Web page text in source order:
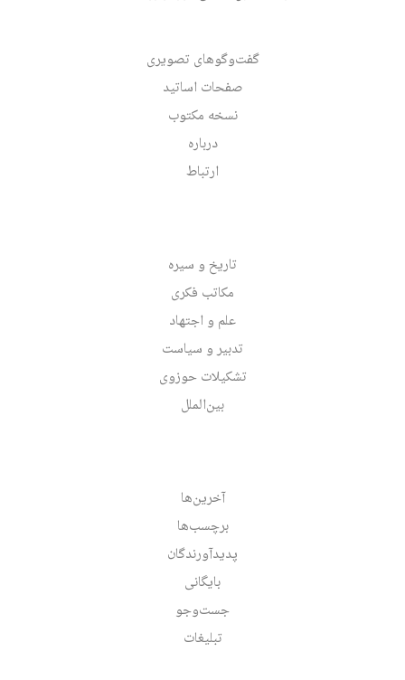
گفت‌وگوهای تصویری
صفحات اساتید
نسخه مکتوب
درباره
ارتباط
تاریخ و سیره
مکاتب فکری
علم و اجتهاد
تدبیر و سیاست
تشکیلات حوزوی
بین‌الملل
آخرین‌ها
برچسب‌ها
پدیدآورندگان
بایگانی
جست‌وجو
تبلیغات